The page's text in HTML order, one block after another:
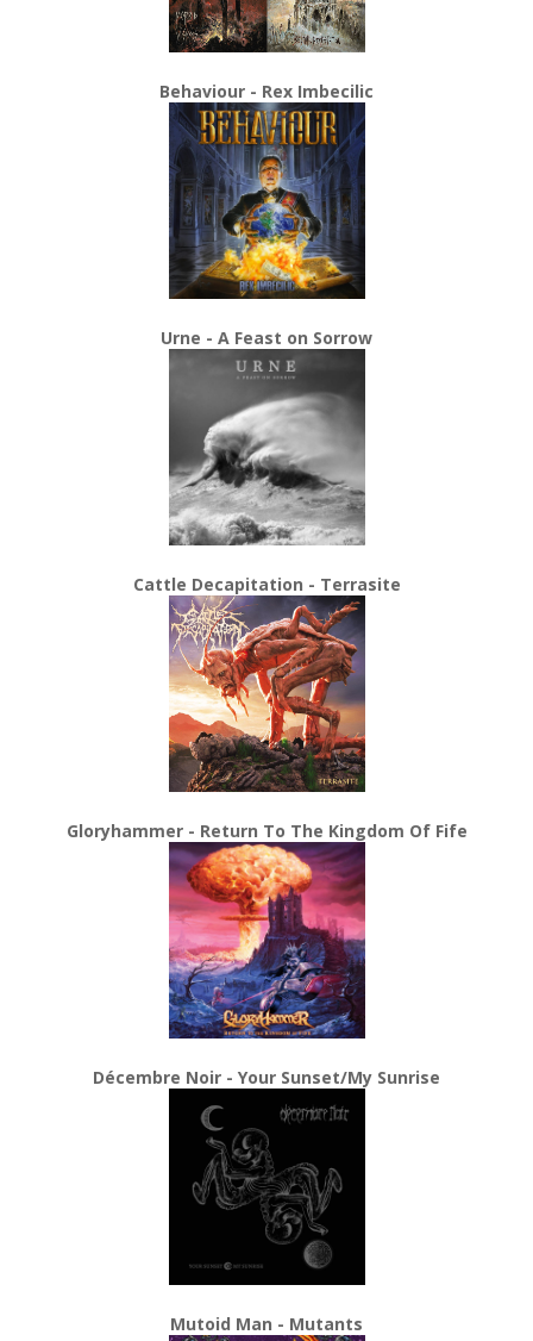
Behaviour - Rex Imbecilic
Urne - A Feast on Sorrow
Cattle Decapitation - Terrasite
Gloryhammer - Return To The Kingdom Of Fife
Décembre Noir - Your Sunset/My Sunrise
Mutoid Man - Mutants